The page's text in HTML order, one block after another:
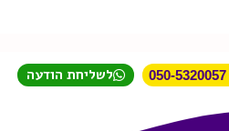
לשליחת הודעה